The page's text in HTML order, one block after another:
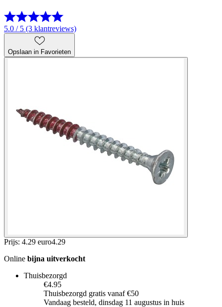
5.0 / 5 (3 klantreviews)
Opslaan in Favorieten
Prijs: 4.29 euro4.29
Online bijna uitverkocht
Thuisbezorgd
€4.95
Thuisbezorgd gratis vanaf €50
Vandaag besteld, dinsdag 11 augustus in huis